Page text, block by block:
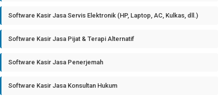
Software Kasir Jasa Servis Elektronik (HP, Laptop, AC, Kulkas, dll.)
Software Kasir Jasa Pijat & Terapi Alternatif
Software Kasir Jasa Penerjemah
Software Kasir Jasa Konsultan Hukum